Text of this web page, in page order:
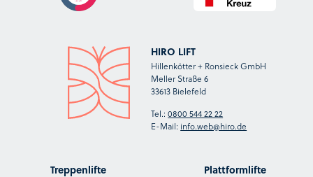
HIRO LIFT
Hillenkötter + Ronsieck GmbH
Meller Straße 6
33613 Bielefeld
Tel.:0800 544 22 22
E-Mail: info.web@hiro.de
Treppenlifte Plattformlifte